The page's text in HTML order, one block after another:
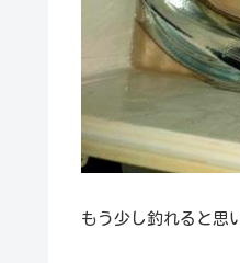
もう少し釣れると思